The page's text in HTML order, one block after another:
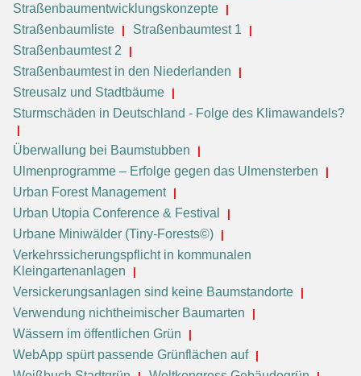
Straßenbaumentwicklungskonzepte
Straßenbaumliste
Straßenbaumtest 1
Straßenbaumtest 2
Straßenbaumtest in den Niederlanden
Streusalz und Stadtbäume
Sturmschäden in Deutschland - Folge des Klimawandels?
Überwallung bei Baumstubben
Ulmenprogramme – Erfolge gegen das Ulmensterben
Urban Forest Management
Urban Utopia Conference & Festival
Urbane Miniwälder (Tiny-Forests©)
Verkehrssicherungspflicht in kommunalen
Kleingartenanlagen
Versickerungsanlagen sind keine Baumstandorte
Verwendung nichtheimischer Baumarten
Wässern im öffentlichen Grün
WebApp spürt passende Grünflächen auf